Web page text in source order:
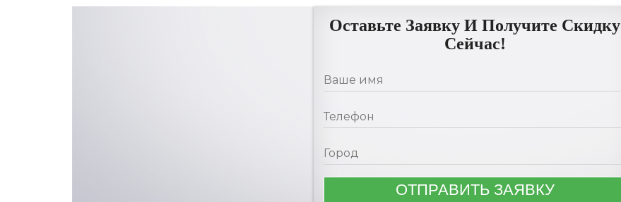
Оставьте Заявку И Получите Скидку
Сейчас!